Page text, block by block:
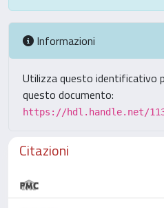
Informazioni
Utilizza questo identificativo
questo documento:
https://hdl.handle.net/
Citazioni